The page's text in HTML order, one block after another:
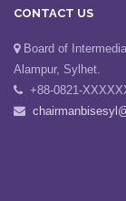
CONTACT US
Board of
Alampur, Sylhet.
+88-0821-